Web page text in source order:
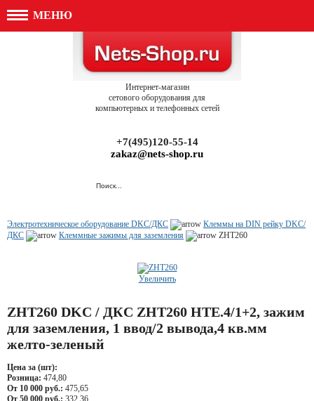
МЕНЮ
Интернет-магазин
сетового оборудования для
компьютерных и телефонных сетей
+7(495)120-55-14
zakaz@nets-shop.ru
Электротехническое оборудование DKC/ДКС
Клеммы на DIN рейку DKC/
ДКС
Клеммные зажимы для заземления ZHT260
Увеличить
ZHT260 DKC / ДКС ZHT260 HTE.4/1+2, зажим
для заземления, 1 ввод/2 вывода,4 кв.мм
желто-зеленый
Цена за (шт):
Розница: 474,80
От 10 000 руб.: 475,65
От 50 000 руб.: 332,36